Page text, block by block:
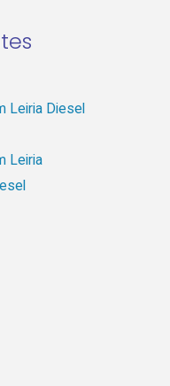
Leiria Diesel
Leiria